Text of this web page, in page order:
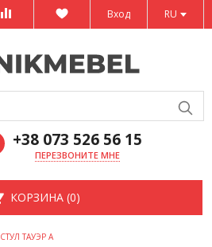
RU
Вход
+38 073 526 56 15
ПЕРЕЗВОНИТЕ МНЕ
КОРЗИНА (0)
СТУЛ ТАУЭР А